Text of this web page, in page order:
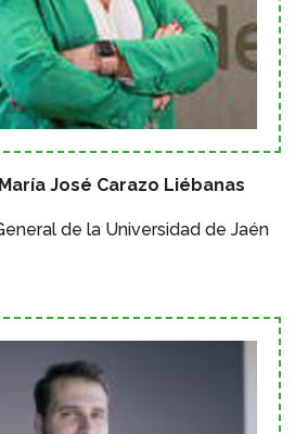
José Carazo Liébanas
de la Universidad de Jaén